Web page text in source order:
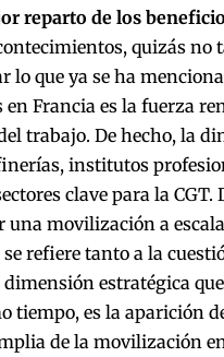
reparto de los
quizás no
lo que ya se ha
en Francia es la fuerza
trabajo. De hecho, la
institutos
clave para la
una movilización a
refiere tanto a la
estratégica
es la aparición
de la movilización